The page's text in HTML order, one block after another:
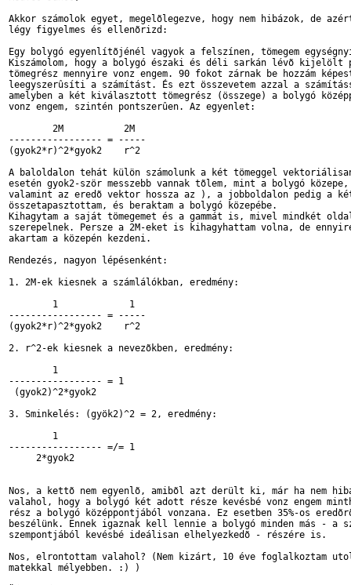
Akkor számolok egyet, megelõlegezve, hogy nem hibázok, de
légy figyelmes és ellenõrizd:
Egy bolygó egyenlítõjénél vagyok a felszínen, tömegem
Kiszámolom, hogy a bolygó északi és déli sarkán lévõ kijelölt
tömegrész mennyire vonz engem. 90 fokot zárnak be hozzám
leegyszerûsíti a számítást. És ezt összevetem azzal a
amelyben a két kiválasztott tömegrész (összege) a bolygó
vonz engem, szintén pontszerûen. Az egyenlet:
        2M           2M
----------------- = -----
(gyok2*r)^2*gyok2    r^2
A baloldalon tehát külön számolunk a két tömeggel
esetén gyok2-ször messzebb vannak tõlem, mint a bolygó
valamint az eredõ vektor hossza az ), a jobboldalon pedig a
összetapasztottam, és beraktam a bolygó közepébe.
Kihagytam a saját tömegemet és a gammát is, mivel mindkét
szerepelnek. Persze a 2M-eket is kihagyhattam volna, de
akartam a közepén kezdeni.
Rendezés, nagyon lépésenként:
1. 2M-ek kiesnek a számlálókban, eredmény:
        1             1
----------------- = -----
(gyok2*r)^2*gyok2    r^2
2. r^2-ek kiesnek a nevezõkben, eredmény:
        1
----------------- = 1
(gyok2)^2*gyok2
3. Sminkelés: (gyök2)^2 = 2, eredmény:
        1
----------------- =/= 1
     2*gyok2
Nos, a kettõ nem egyenlõ, amibõl azt derült ki, már ha nem
valahol, hogy a bolygó két adott része kevésbé vonz engem
rész a bolygó középpontjából vonzana. Ez esetben 35%-os
beszélünk. Ennek igaznak kell lennie a bolygó minden más - a
szempontjából kevésbé ideálisan elhelyezkedõ - részére is.
Nos, elrontottam valahol? (Nem kizárt, 10 éve foglalkoztam
matekkal mélyebben. :) )